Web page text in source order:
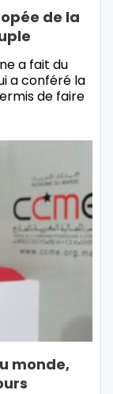
de la
a fait du
a conféré la
de faire
monde,